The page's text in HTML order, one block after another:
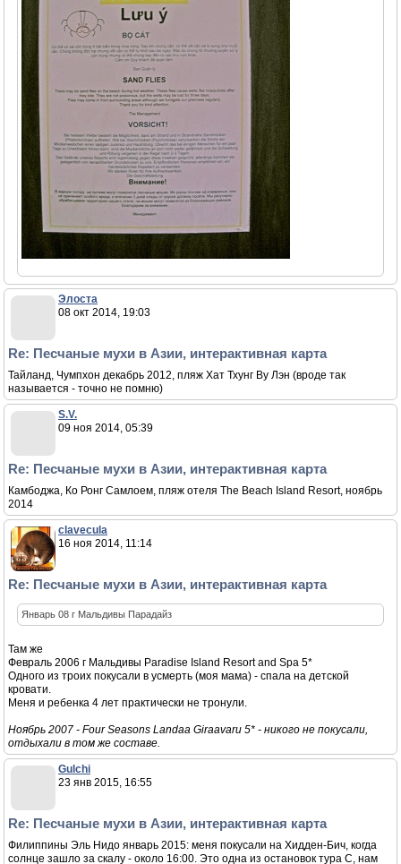
Элоста
08 окт 2014, 19:03
Re: Песчаные мухи в Азии, интерактивная карта
Тайланд, Чумпхон декабрь 2012, пляж Хат Тхунг Ву Лэн (вроде так
называется - точно не помню)
S.V.
09 ноя 2014, 05:39
Re: Песчаные мухи в Азии, интерактивная карта
Камбоджа, Ко Ронг Самлоем, пляж отеля The Beach Island Resort, ноябрь
2014
clavecula
16 ноя 2014, 11:14
Re: Песчаные мухи в Азии, интерактивная карта
Январь 08 г Мальдивы Парадайз
Там же
Февраль 2006 г Мальдивы Paradise Island Resort and Spa 5*
Одного из троих покусали в усмерть (моя мама) - спала на детской
кровати.
Меня и ребенка 4 лет практически не тронули.
Ноябрь 2007 - Four Seasons Landaa Giraavaru 5* - никого не покусали,
отдыхали в том же составе.
Gulchi
23 янв 2015, 16:55
Re: Песчаные мухи в Азии, интерактивная карта
Филиппины Эль Нидо январь 2015: меня покусали на Хидден-Бич, когда
солнце зашло за скалу - около 16:00. Это одна из остановок тура С, нам